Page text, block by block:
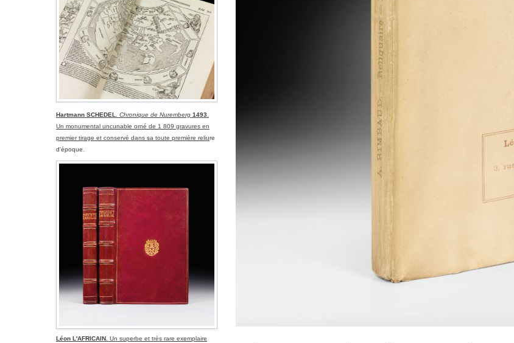
Hartmann SCHEDEL Chronique de Nuremberg 1493
Un monumental uncunable orné de 1 809 gravures en
premier tirage et conservé dans sa toute première reliure
d'époque.
Léon L'AFRICAIN. Un superbe et très rare exemplaire